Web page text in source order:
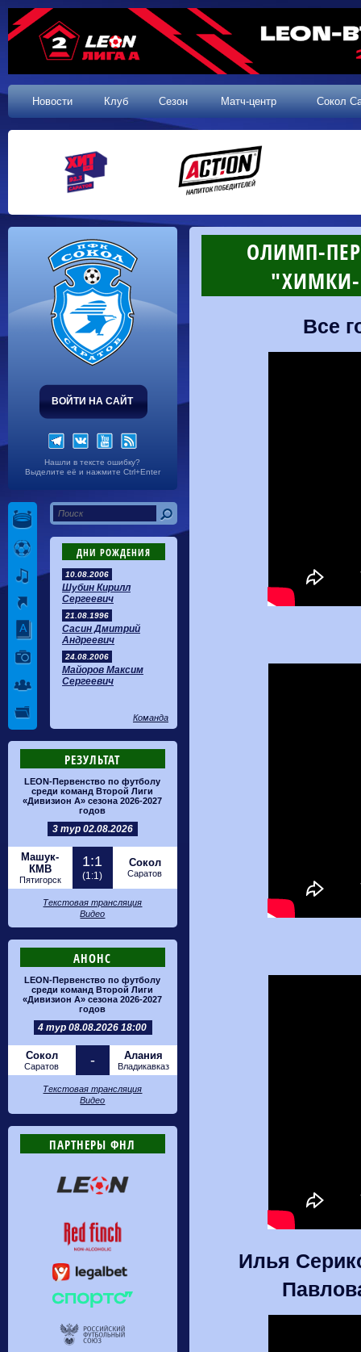
Новости Клуб Сезон Матч-центр Сокол
ВОЙТИ НА САЙТ
Нашли в тексте ошибку?
Выделите её и нажмите Ctrl+Enter
ДНИ РОЖДЕНИЯ
10.08.2006
Шубин Кирилл
Сергеевич
21.08.1996
Сасин Дмитрий
Андреевич
24.08.2006
Майоров Максим
Сергеевич
Команда
РЕЗУЛЬТАТ
LEON-Первенство по футболу
среди команд Второй Лиги
«Дивизион А» сезона 2026-2027
годов
3 тур 02.08.2026
Машук-
КМВ
Пятигорск
1:1
(1:1)
Сокол
Саратов
Текстовая трансляция
Видео
АНОНС
LEON-Первенство по футболу
среди команд Второй Лиги
«Дивизион А» сезона 2026-2027
годов
4 тур 08.08.2026 18:00
Сокол
Саратов - Алания
Владикавказ
Текстовая трансляция
Видео
ПАРТНЕРЫ ФНЛ
ОЛИМП-
"ХИМКИ-
Все
Илья